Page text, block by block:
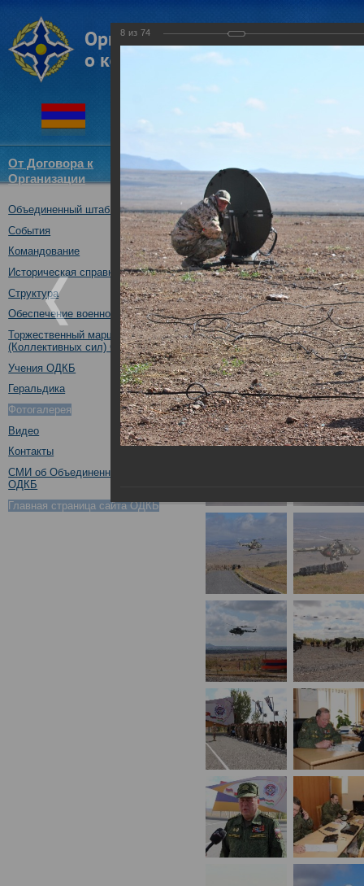
От Договора к
Организации
Структура
ОДКБ
Новости
Объединенный штаб ОДКБ
События
Командование
Историческая справка
Структура
Обеспечение военной безопасности
Торжественный марш Войск
(Коллективных сил) ОДКБ
Учения ОДКБ
Геральдика
Фотогалерея
Видео
Контакты
СМИ об Объединенном штабе
ОДКБ
Главная страница сайта ОДКБ
Тактико-специальное учение
05.10.2017
8 из 74